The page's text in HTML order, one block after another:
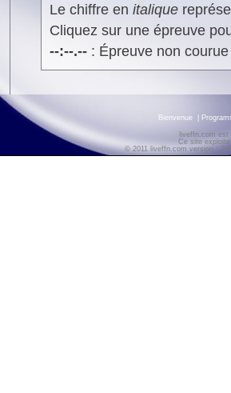
Le chiffre en italique
Cliquez sur une épreuve
--:--.--: Épreuve non
Bienvenue
liveffn.com est
Ce site
© 2011 liveffn.com version :